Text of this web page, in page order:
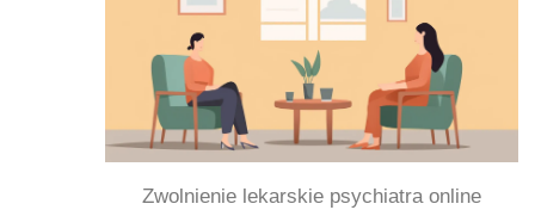
Zwolnienie lekarskie psychiatra online